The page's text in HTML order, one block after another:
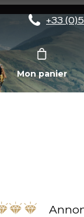
+33
Mon panier